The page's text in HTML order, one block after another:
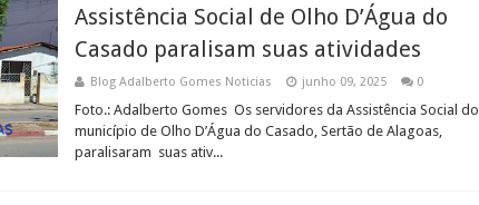
Assistência Social de Olho D’Água do
Casado paralisam suas atividades
Blog Adalberto Gomes Noticias junho 09, 2025 0
Foto.: Adalberto Gomes Os servidores da Assistência Social do
município de Olho D’Água do Casado, Sertão de Alagoas,
paralisaram suas ativ...